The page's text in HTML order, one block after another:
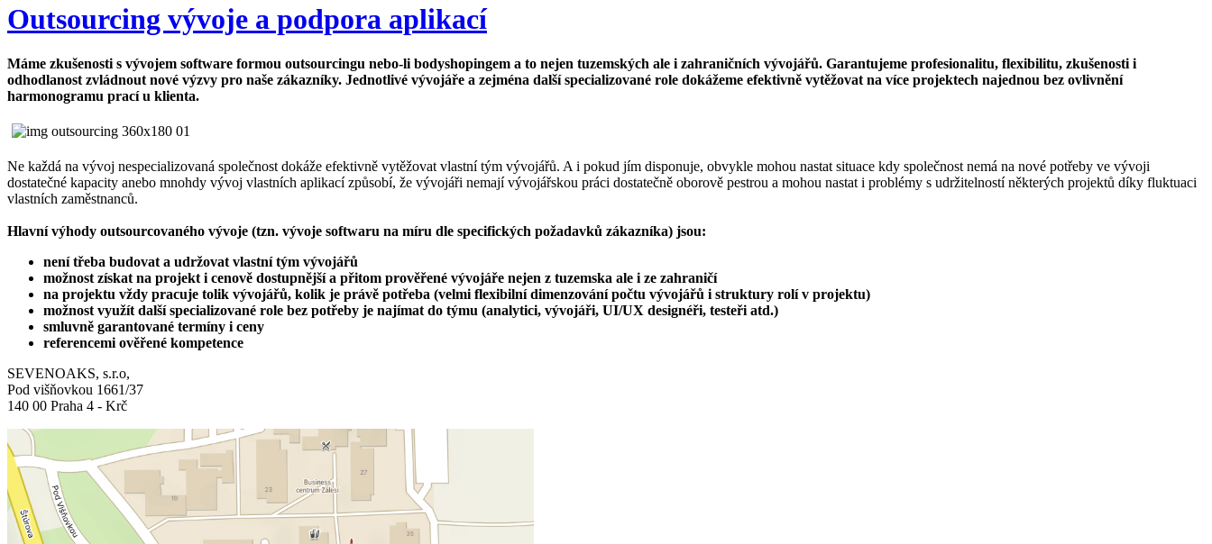
Outsourcing vývoje a podpora aplikací
Máme zkušenosti s vývojem software formou outsourcingu nebo-li bodyshopingem a to nejen tuzemských ale i zahraničních vývojářů. Garantujeme profesionalitu, flexibilitu, zkušenosti i
odhodlanost zvládnout nové výzvy pro naše zákazníky. Jednotlivé vývojáře a zejména další specializované role dokážeme efektivně vytěžovat na více projektech najednou bez ovlivnění
harmonogramu prací u klienta.
Ne každá na vývoj nespecializovaná společnost dokáže efektivně vytěžovat vlastní tým vývojářů. A i pokud jím disponuje, obvykle mohou nastat situace kdy společnost nemá na nové potřeby ve vývoji
dostatečné kapacity anebo mnohdy vývoj vlastních aplikací způsobí, že vývojáři nemají vývojářskou práci dostatečně oborově pestrou a mohou nastat i problémy s udržitelností některých projektů díky fluktuaci
vlastních zaměstnanců.
Hlavní výhody outsourcovaného vývoje (tzn. vývoje softwaru na míru dle specifických požadavků zákazníka) jsou:
není třeba budovat a udržovat vlastní tým vývojářů
možnost získat na projekt i cenově dostupnější a přitom prověřené vývojáře nejen z tuzemska ale i ze zahraničí
na projektu vždy pracuje tolik vývojářů, kolik je právě potřeba (velmi flexibilní dimenzování počtu vývojářů i struktury rolí v projektu)
možnost využít další specializované role bez potřeby je najímat do týmu (analytici, vývojáři, UI/UX designéři, testeři atd.)
smluvně garantované termíny i ceny
referencemi ověřené kompetence
SEVENOAKS, s.r.o,
Pod višňovkou 1661/37
140 00 Praha 4 - Krč